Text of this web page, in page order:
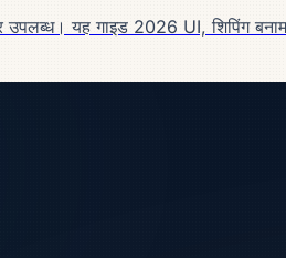
उपलब्ध। यह गाइड 2026 UI, शिपिंग